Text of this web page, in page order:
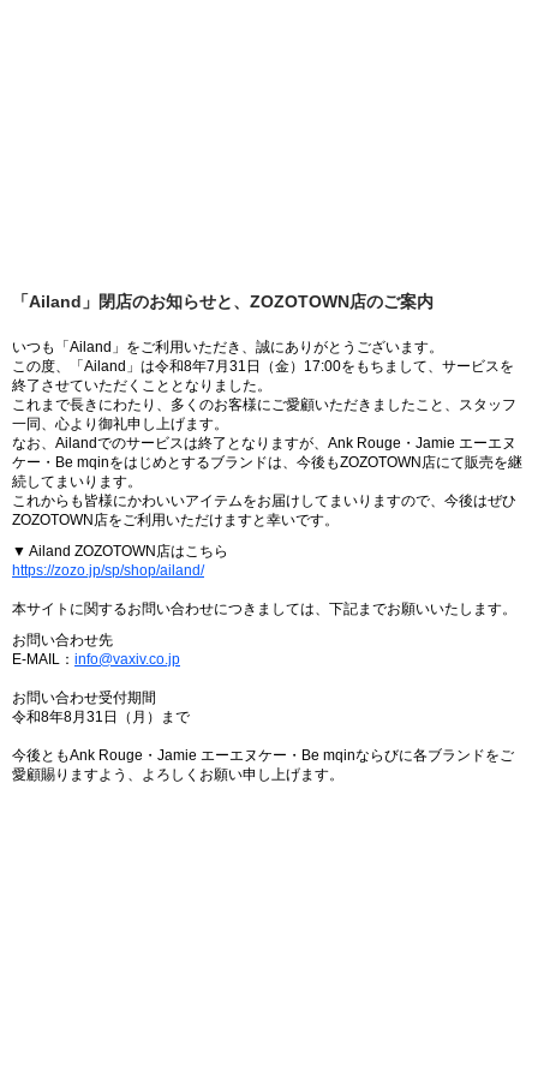
「Ailand」閉店のお知らせと、ZOZOTOWN店のご案内
いつも「Ailand」をご利用いただき、誠にありがとうございます。
この度、「Ailand」は令和8年7月31日（金）17:00をもちまして、サービスを
終了させていただくこととなりました。
これまで長きにわたり、多くのお客様にご愛顧いただきましたこと、スタッフ
一同、心より御礼申し上げます。
なお、Ailandでのサービスは終了となりますが、Ank Rouge・Jamie エーエヌ
ケー・Be mqinをはじめとするブランドは、今後もZOZOTOWN店にて販売を継
続してまいります。
これからも皆様にかわいいアイテムをお届けしてまいりますので、今後はぜひ
ZOZOTOWN店をご利用いただけますと幸いです。
▼ Ailand ZOZOTOWN店はこちら
https://zozo.jp/sp/shop/ailand/
本サイトに関するお問い合わせにつきましては、下記までお願いいたします。
お問い合わせ先
E-MAIL： info@vaxiv.co.jp
お問い合わせ受付期間
令和8年8月31日（月）まで
今後ともAnk Rouge・Jamie エーエヌケー・Be mqinならびに各ブランドをご
愛顧賜りますよう、よろしくお願い申し上げます。